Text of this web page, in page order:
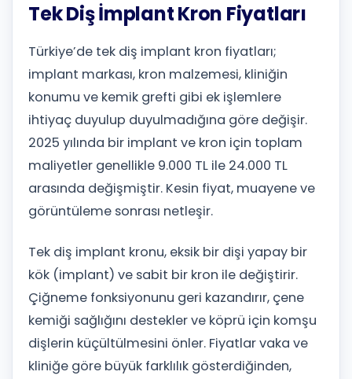
Tek Diş İmplant Kron Fiyatları
Türkiye’de tek diş implant kron fiyatları;
implant markası, kron malzemesi, kliniğin
konumu ve kemik grefti gibi ek işlemlere
ihtiyaç duyulup duyulmadığına göre değişir.
2025 yılında bir implant ve kron için toplam
maliyetler genellikle 9.000 TL ile 24.000 TL
arasında değişmiştir. Kesin fiyat, muayene ve
görüntüleme sonrası netleşir.
Tek diş implant kronu, eksik bir dişi yapay bir
kök (implant) ve sabit bir kron ile değiştirir.
Çiğneme fonksiyonunu geri kazandırır, çene
kemiği sağlığını destekler ve köprü için komşu
dişlerin küçültülmesini önler. Fiyatlar vaka ve
kliniğe göre büyük farklılık gösterdiğinden,